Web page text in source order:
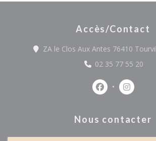
Accès/Contact
ZA le Clos Aux Antes 76410
02 35 77 55 20
Facebook
Nous contacter